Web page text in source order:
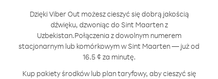
Dzięki Viber Out możesz cieszyć się dobrą jakością
dźwięku, dzwoniąc do Sint Maarten z
Uzbekistan.Połączenia z dowolnym numerem
stacjonarnym lub komórkowym w Sint Maarten — już od
16.5 ¢ za minutę.
Kup pakiety środków lub plan taryfowy, aby cieszyć się